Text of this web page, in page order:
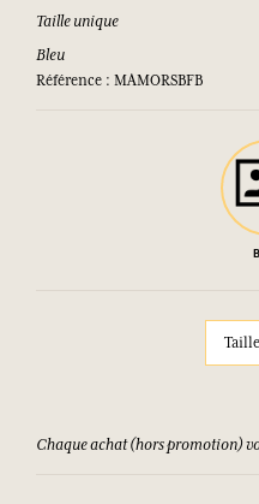
Taille unique
Bleu
Référence : MAMORSBFB
Chaque achat (hors promotion)